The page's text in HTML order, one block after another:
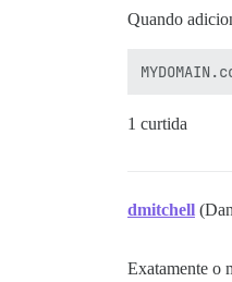
Quando
1 curtida
dmitchell
Exatamente o